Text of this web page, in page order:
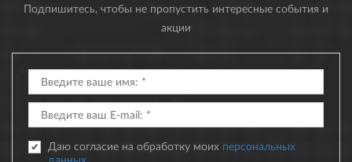
Подпишитесь, чтобы не пропустить интересные события и
акции
Даю согласие на обработку моих персональных
данных